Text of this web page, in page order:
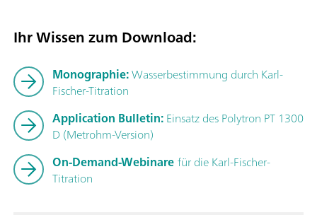
Ihr Wissen zum Download:
Monographie:Wasserbestimmung durch Karl-
Fischer-Titration
Application Bulletin:Einsatz des Polytron PT 1300
D (Metrohm-Version)
On-Demand-Webinarefür die Karl-Fischer-
Titration